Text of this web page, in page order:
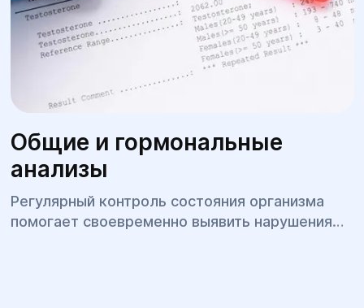
Общие и гормональные
анализы
Регулярный контроль состояния организма
помогает своевременно выявить нарушения